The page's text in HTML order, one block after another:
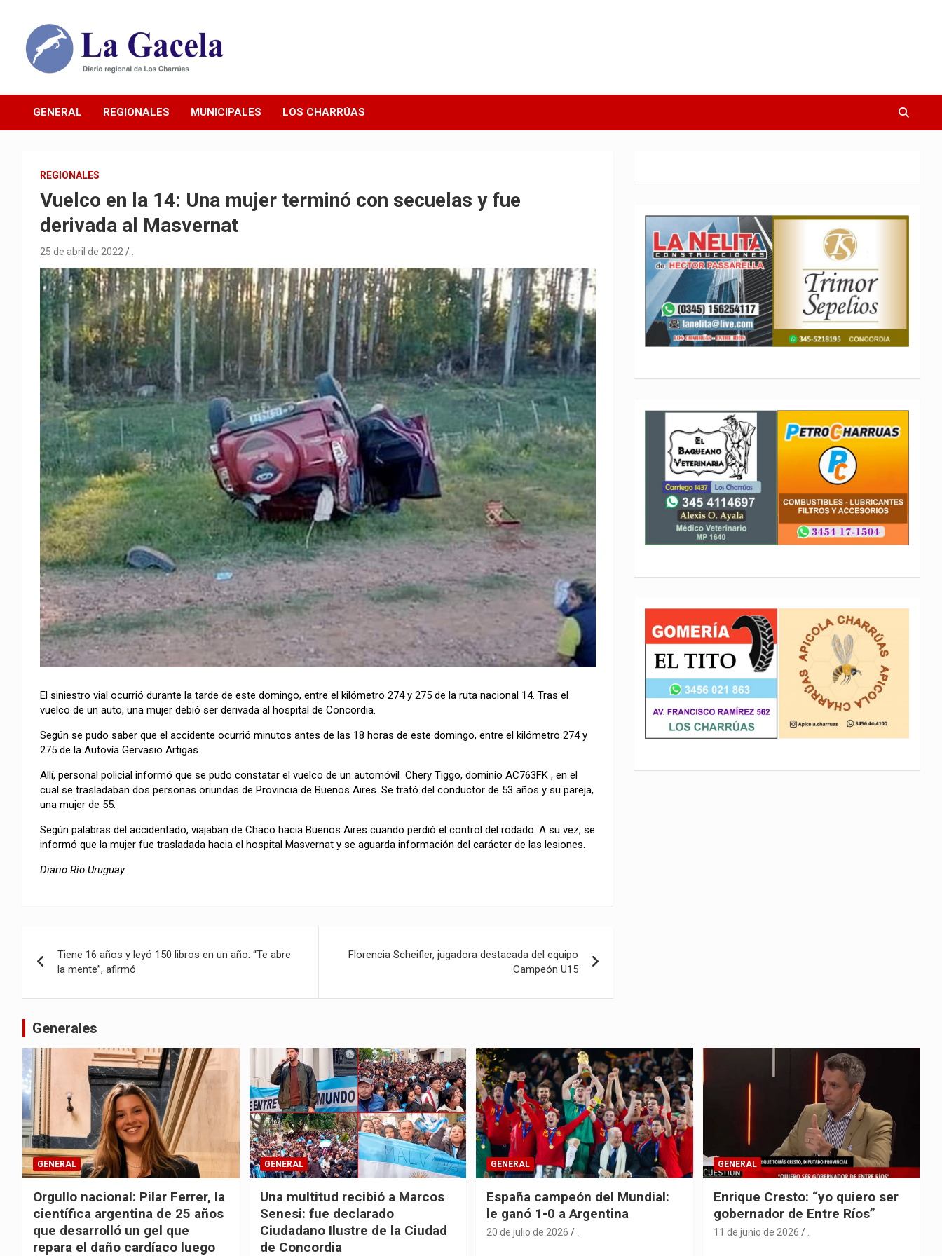
contenido
Diario La Gacela
GENERAL REGIONALES MUNICIPALES LOS CHARRÚAS
REGIONALES
Vuelco en la 14: Una mujer terminó con secuelas y fue
derivada al Masvernat
25 de abril de 2022
El siniestro vial ocurrió durante la tarde de este domingo, entre el kilómetro 274 y 275 de la ruta nacional 14. Tras el
vuelco de un auto, una mujer debió ser derivada al hospital de Concordia.
Según se pudo saber que el accidente ocurrió minutos antes de las 18 horas de este domingo, entre el kilómetro 274 y
275 de la Autovía Gervasio Artigas.
Allí, personal policial informó que se pudo constatar el vuelco de un automóvil Chery Tiggo, dominio AC763FK , en el
cual se trasladaban dos personas oriundas de Provincia de Buenos Aires. Se trató del conductor de 53 años y su pareja,
una mujer de 55.
Según palabras del accidentado, viajaban de Chaco hacia Buenos Aires cuando perdió el control del rodado. A su vez, se
informó que la mujer fue trasladada hacia el hospital Masvernat y se aguarda información del carácter de las lesiones.
Diario Río Uruguay
de
entradas
Tiene 16 años y leyó 150 libros en un año: “Te abre
la mente”, afirmó
Florencia Scheifler, jugadora destacada del equipo
Campeón U15
Generales
GENERAL
Orgullo nacional: Pilar Ferrer, la
científica argentina de 25 años
que desarrolló un gel que
repara el daño cardíaco luego
GENERAL
Una multitud recibió a Marcos
Senesi: fue declarado
Ciudadano Ilustre de la Ciudad
de Concordia
GENERAL
España campeón del Mundial:
le ganó 1-0 a Argentina
20 de julio de 2026
GENERAL
Enrique Cresto: “yo quiero ser
gobernador de Entre Ríos”
11 de junio de 2026